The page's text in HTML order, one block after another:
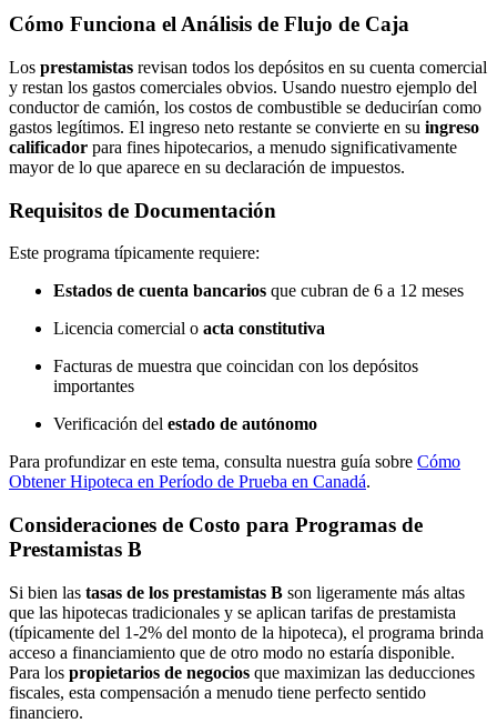
Cómo Funciona el Análisis de Flujo de Caja
Los prestamistas revisan todos los depósitos en su cuenta comercial
y restan los gastos comerciales obvios. Usando nuestro ejemplo del
conductor de camión, los costos de combustible se deducirían como
gastos legítimos. El ingreso neto restante se convierte en su ingreso
calificador para fines hipotecarios, a menudo significativamente
mayor de lo que aparece en su declaración de impuestos.
Requisitos de Documentación
Este programa típicamente requiere:
Estados de cuenta bancarios que cubran de 6 a 12 meses
Licencia comercial o acta constitutiva
Facturas de muestra que coincidan con los depósitos
importantes
Verificación del estado de autónomo
Para profundizar en este tema, consulta nuestra guía sobre Cómo
Obtener Hipoteca en Período de Prueba en Canadá.
Consideraciones de Costo para Programas de
Prestamistas B
Si bien las tasas de los prestamistas B son ligeramente más altas
que las hipotecas tradicionales y se aplican tarifas de prestamista
(típicamente del 1-2% del monto de la hipoteca), el programa brinda
acceso a financiamiento que de otro modo no estaría disponible.
Para los propietarios de negocios que maximizan las deducciones
fiscales, esta compensación a menudo tiene perfecto sentido
financiero.